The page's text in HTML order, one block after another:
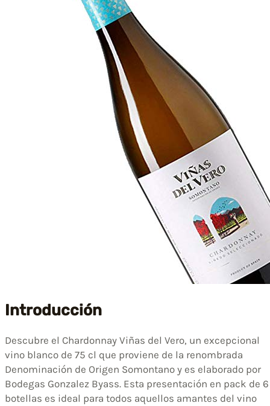
Introducción
Descubre el Chardonnay Viñas del Vero, un excepcional
vino blanco de 75 cl que proviene de la renombrada
Denominación de Origen Somontano y es elaborado por
Bodegas Gonzalez Byass. Esta presentación en pack de 6
botellas es ideal para todos aquellos amantes del vino